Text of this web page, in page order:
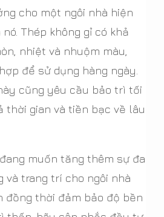
cho một ngôi nhà hiện
Thép không gỉ có khả
nhiệt và nhuộm màu,
để sử dụng hàng ngày.
cũng yêu cầu bảo trì tối
thời gian và tiền bạc về lâu
muốn tăng thêm sự đa
và trang trí cho ngôi nhà
đồng thời đảm bảo độ bền